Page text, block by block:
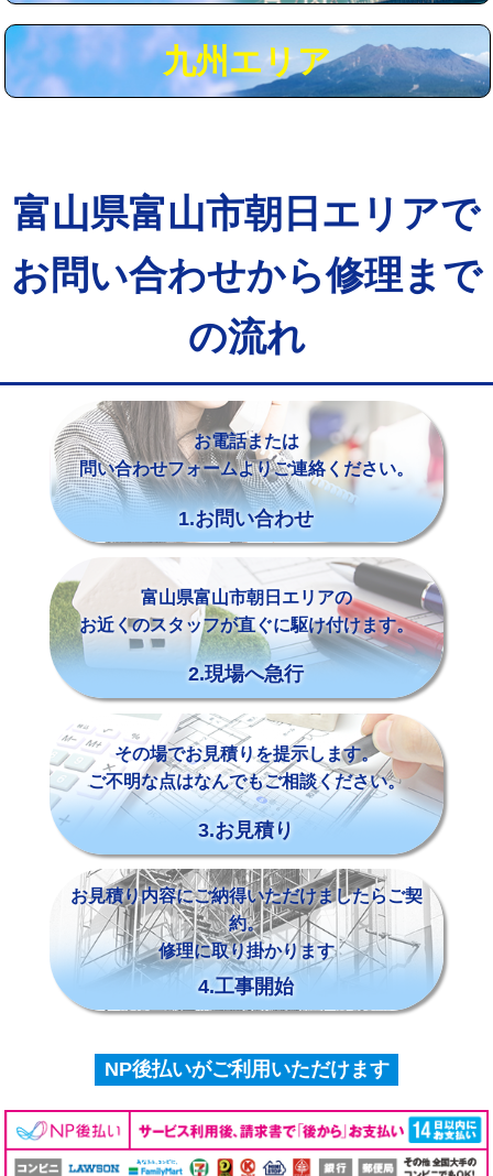
※給水管工事は20mmまでの価格です。
九州エリア
富山県富山市朝日エリアで
お問い合わせから修理まで
の流れ
お電話または
問い合わせフォームよりご連絡ください。
1.お問い合わせ
富山県富山市朝日エリアの
お近くのスタッフが直ぐに駆け付けます。
2.現場へ急行
その場でお見積りを提示します。
ご不明な点はなんでもご相談ください。
3.お見積り
お見積り内容にご納得いただけましたらご契
約。
修理に取り掛かります
4.工事開始
NP後払いがご利用いただけます